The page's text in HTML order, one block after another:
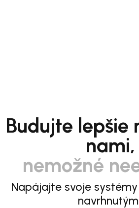
Budujte lepšie
nami,
nemožné
Napájajte svoje